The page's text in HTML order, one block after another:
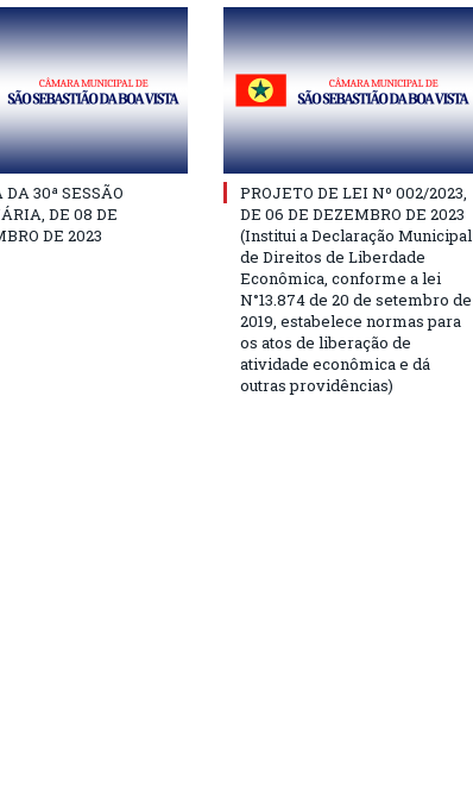
DA 30ª SESSÃO
DE 08 DE
DE 2023
PROJETO DE LEI Nº 002/2023,
DE 06 DE DEZEMBRO DE 2023
(Institui a Declaração Municipal
de Direitos de Liberdade
Econômica, conforme a lei
N°13.874 de 20 de setembro de
2019, estabelece normas para
os atos de liberação de
atividade econômica e dá
outras providências)